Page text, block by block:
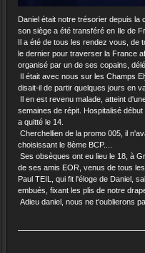
Daniel était notre trésorier depuis la
son siège a été transféré en Ile de
Il a été de tous les rendez vous, de
le dernier pour traverser la France
organisé par un de ses copains,
Il était avec nous sur les Champs
disait-il de partir quelques jours en
Il en est revenu malade, atteint
semaines de répit. Hospitalisé
a quitté le 14.
Cherchellien de la promo 005, il
choisissant le 8ème BCP....
Ses obsèques ont eu lieu le 18, à
de ses amis EOR, venus de tous
Paul TEIL, qui fit l'éloge de Daniel,
embués, fixant les plis de notre
Adieu daniel, nous ne t'oublierons